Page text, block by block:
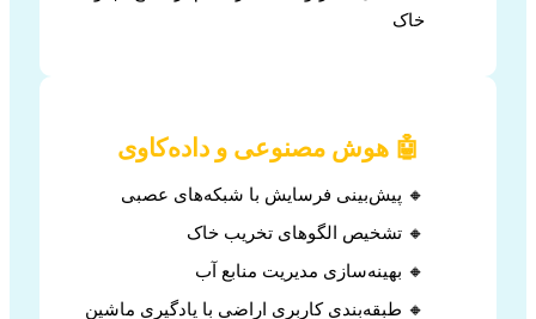
خاک
🤖 هوش مصنوعی و داده‌کاوی
🔸 پیش‌بینی فرسایش با شبکه‌های عصبی
🔸 تشخیص الگوهای تخریب خاک
🔸 بهینه‌سازی مدیریت منابع آب
🔸 طبقه‌بندی کاربری اراضی با یادگیری ماشین